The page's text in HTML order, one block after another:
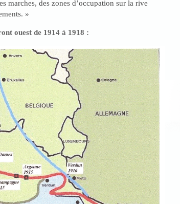
marches, des zones d’occupation sur la rive
»
ouest de 1914 à 1918 :